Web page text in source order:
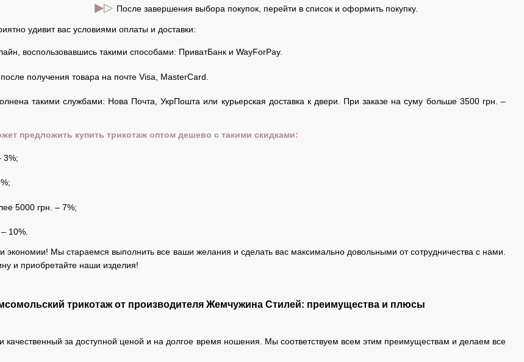
▶▷ После завершения выбора покупок, перейти в список и оформить покупку.
удивит вас условиями оплаты и доставки:
воспользовавшись такими способами: ПриватБанк и WayForPay.
получения товара на почте Visa, MasterCard.
такими службами: Нова Почта, УкрПошта или курьерская доставка к двери. При заказе на суму больше 3500 грн. –
предложить купить трикотаж оптом дешево с такими скидками:
3%;
5000 грн. – 7%;
10%.
экономии! Мы стараемся выполнить все ваши желания и сделать вас максимально довольными от сотрудничества с нами.
и приобретайте наши изделия!
трикотаж от производителя Жемчужина Стилей: преимущества и плюсы
качественный за доступной ценой и на долгое время ношения. Мы соответствуем всем этим преимуществам и делаем все